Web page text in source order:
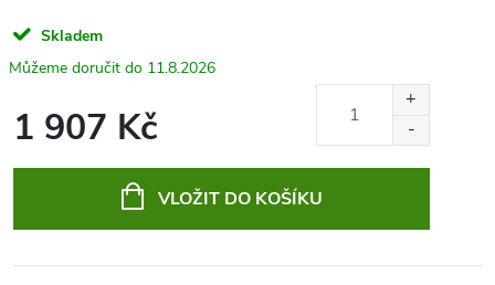
Skladem
11.8.2026
1 907 Kč
VLOŽIT DO KOŠÍKU